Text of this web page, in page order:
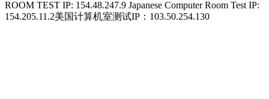
ROOM TEST IP: 154.48.247.9 Japanese Computer Room Test IP:
154.205.11.2美国计算机室测试IP：103.50.254.130